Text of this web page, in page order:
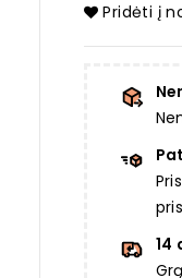
Pridėti į
14